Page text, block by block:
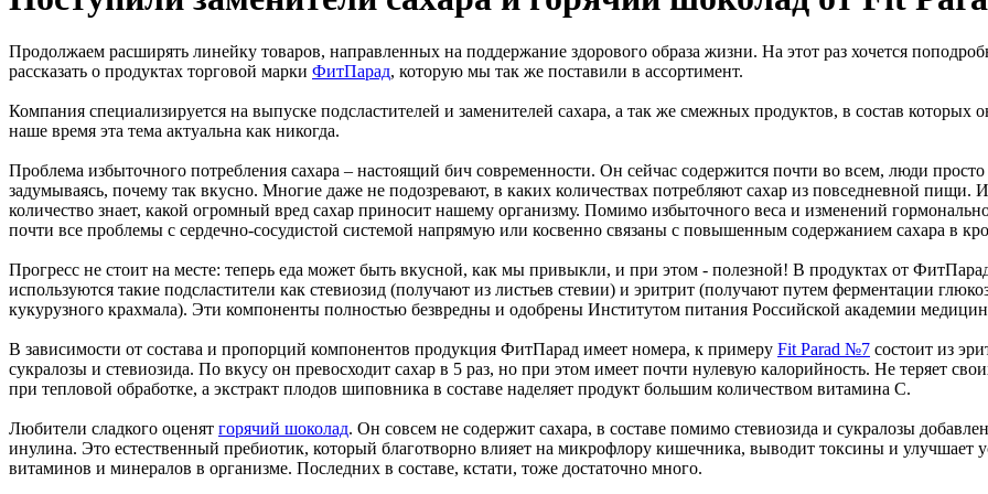
Продолжаем расширять линейку товаров, направленных на поддержание здорового образа жизни. На этот раз хочется
рассказать о продуктах торговой марки ФитПарад, которую мы так же поставили в ассортимент.
Компания специализируется на выпуске подсластителей и заменителей сахара, а так же смежных продуктов, в состав которых
наше время эта тема актуальна как никогда.
Проблема избыточного потребления сахара – настоящий бич современности. Он сейчас содержится почти во всем, люди просто
задумываясь, почему так вкусно. Многие даже не подозревают, в каких количествах потребляют сахар из повседневной пищи.
количество знает, какой огромный вред сахар приносит нашему организму. Помимо избыточного веса и изменений
почти все проблемы с сердечно-сосудистой системой напрямую или косвенно связаны с повышенным содержанием сахара в
Прогресс не стоит на месте: теперь еда может быть вкусной, как мы привыкли, и при этом - полезной! В продуктах от
используются такие подсластители как стевиозид (получают из листьев стевии) и эритрит (получают путем ферментации
кукурузного крахмала). Эти компоненты полностью безвредны и одобрены Институтом питания Российской академии
В зависимости от состава и пропорций компонентов продукция ФитПарад имеет номера, к примеру Fit Parad №7 состоит из
сукралозы и стевиозида. По вкусу он превосходит сахар в 5 раз, но при этом имеет почти нулевую калорийность. Не теряет
при тепловой обработке, а экстракт плодов шиповника в составе наделяет продукт большим количеством витамина С.
Любители сладкого оценят горячий шоколад. Он совсем не содержит сахара, в составе помимо стевиозида и сукралозы
инулина. Это естественный пребиотик, который благотворно влияет на микрофлору кишечника, выводит токсины и улучшает
витаминов и минералов в организме. Последних в составе, кстати, тоже достаточно много.